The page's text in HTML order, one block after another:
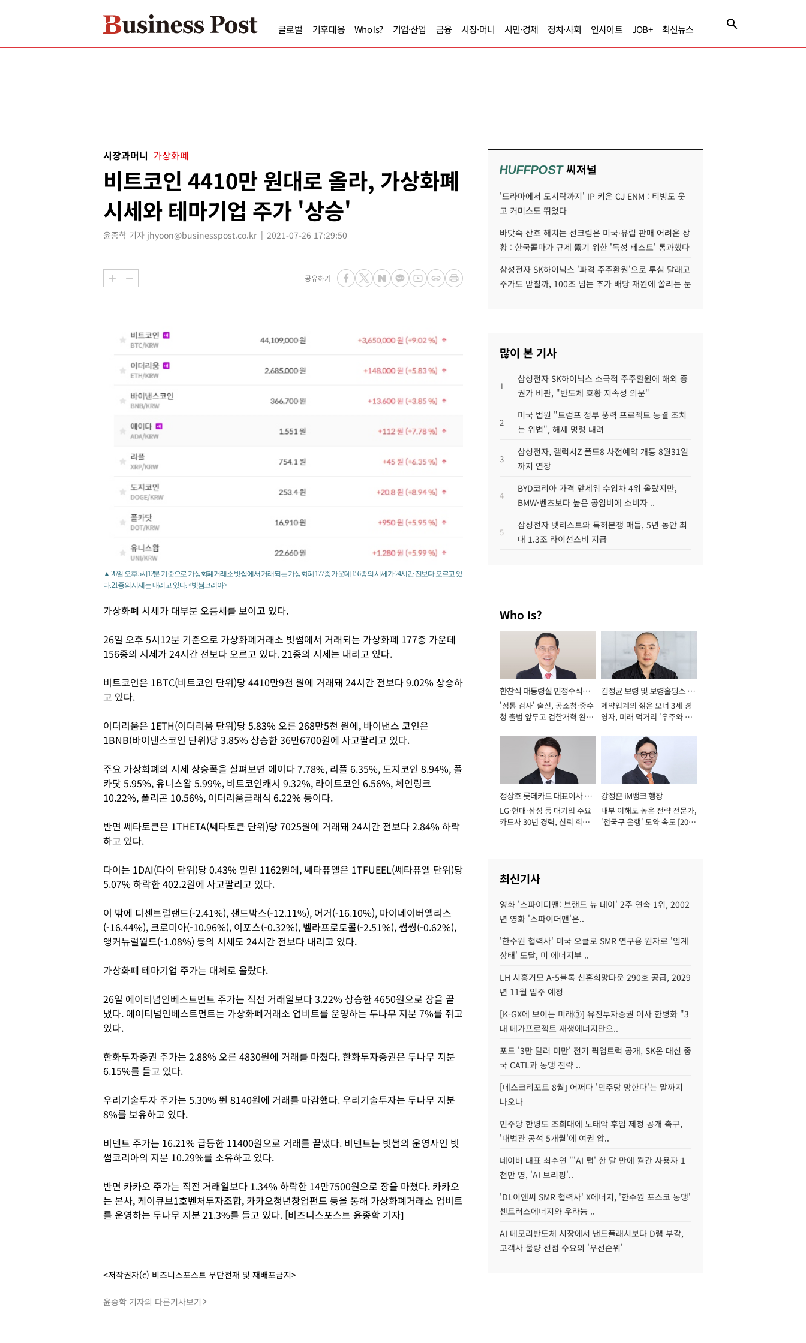
글로벌 기후대응 Who Is? 기업·산업 금융 시장·머니 시민·경제 정치·사회 인사이트 JOB+ 최신뉴스
시장과머니 가상화폐
비트코인 4410만 원대로 올라, 가상화폐
시세와 테마기업 주가 '상승'
윤종학 기자 jhyoon@businesspost.co.kr 2021-07-26 17:29:50
공유하기
▲ 26일 오후 5시12분 기준으로 가상화폐거래소 빗썸에서 거래되는 가상화폐 177종 가운데 156종의 시세가 24시간 전보다 오르고 있
다. 21종의 시세는 내리고 있다. <빗썸코리아>
가상화폐 시세가 대부분 오름세를 보이고 있다.
26일 오후 5시12분 기준으로 가상화폐거래소 빗썸에서 거래되는 가상화폐 177종 가운데
156종의 시세가 24시간 전보다 오르고 있다. 21종의 시세는 내리고 있다.
비트코인은 1BTC(비트코인 단위)당 4410만9천 원에 거래돼 24시간 전보다 9.02% 상승하
고 있다.
이더리움은 1ETH(이더리움 단위)당 5.83% 오른 268만5천 원에, 바이낸스 코인은
1BNB(바이낸스코인 단위)당 3.85% 상승한 36만6700원에 사고팔리고 있다.
주요 가상화폐의 시세 상승폭을 살펴보면 에이다 7.78%, 리플 6.35%, 도지코인 8.94%, 폴
카닷 5.95%, 유니스왑 5.99%, 비트코인캐시 9.32%, 라이트코인 6.56%, 체인링크
10.22%, 폴리곤 10.56%, 이더리움클래식 6.22% 등이다.
반면 쎄타토큰은 1THETA(쎄타토큰 단위)당 7025원에 거래돼 24시간 전보다 2.84% 하락
하고 있다.
다이는 1DAI(다이 단위)당 0.43% 밀린 1162원에, 쎄타퓨엘은 1TFUEEL(쎄타퓨엘 단위)당
5.07% 하락한 402.2원에 사고팔리고 있다.
이 밖에 디센트럴랜드(-2.41%), 샌드박스(-12.11%), 어거(-16.10%), 마이네이버앨리스
(-16.44%), 크로미아(-10.96%), 이포스(-0.32%), 벨라프로토콜(-2.51%), 썸씽(-0.62%),
앵커뉴럴월드(-1.08%) 등의 시세도 24시간 전보다 내리고 있다.
가상화폐 테마기업 주가는 대체로 올랐다.
26일 에이티넘인베스트먼트 주가는 직전 거래일보다 3.22% 상승한 4650원으로 장을 끝
냈다. 에이티넘인베스트먼트는 가상화폐거래소 업비트를 운영하는 두나무 지분 7%를 쥐고
있다.
한화투자증권 주가는 2.88% 오른 4830원에 거래를 마쳤다. 한화투자증권은 두나무 지분
6.15%를 들고 있다.
우리기술투자 주가는 5.30% 뛴 8140원에 거래를 마감했다. 우리기술투자는 두나무 지분
8%를 보유하고 있다.
비덴트 주가는 16.21% 급등한 11400원으로 거래를 끝냈다. 비덴트는 빗썸의 운영사인 빗
썸코리아의 지분 10.29%를 소유하고 있다.
반면 카카오 주가는 직전 거래일보다 1.34% 하락한 14만7500원으로 장을 마쳤다. 카카오
는 본사, 케이큐브1호벤처투자조합, 카카오청년창업펀드 등을 통해 가상화폐거래소 업비트
를 운영하는 두나무 지분 21.3%를 들고 있다. [비즈니스포스트 윤종학 기자]
<저작권자(c) 비즈니스포스트 무단전재 및 재배포금지>
윤종학 기자의 다른기사보기
HUFFPOST씨저널
'드라마에서 도시락까지' IP 키운 CJ ENM : 티빙도 웃
고 커머스도 뛰었다
바닷속 산호 해치는 선크림은 미국·유럽 판매 어려운 상
황 : 한국콜마가 규제 뚫기 위한 '독성 테스트' 통과했다
삼성전자 SK하이닉스 '파격 주주환원'으로 투심 달래고
주가도 받칠까, 100조 넘는 추가 배당 재원에 쏠리는 눈
많이 본 기사
1
삼성전자 SK하이닉스 소극적 주주환원에 해외 증
권가 비판, "반도체 호황 지속성 의문"
2
미국 법원 "트럼프 정부 풍력 프로젝트 동결 조치
는 위법", 해제 명령 내려
3
삼성전자, 갤럭시Z 폴드8 사전예약 개통 8월31일
까지 연장
4
BYD코리아 가격 앞세워 수입차 4위 올랐지만,
BMW·벤츠보다 높은 공임비에 소비자 ..
5
삼성전자 넷리스트와 특허분쟁 매듭, 5년 동안 최
대 1.3조 라이선스비 지급
Who Is?
한찬식 대통령실 민정수석비
서관
'정통 검사' 출신, 공소청·중수
청 출범 앞두고 검찰개혁 완수
김정균 보령 및 보령홀딩스 대
표이사 사장
제약업계의 젊은 오너 3세 경
영자, 미래 먹거리 '우주와 헬
정상호 롯데카드 대표이사 사
장
LG·현대·삼성 등 대기업 주요
카드사 30년 경력, 신뢰 회복
강정훈 iM뱅크 행장
내부 이해도 높은 전략 전문가,
'전국구 은행' 도약 속도 [2026
최신기사
영화 '스파이더맨: 브랜드 뉴 데이' 2주 연속 1위, 2002
년 영화 '스파이더맨'은..
'한수원 협력사' 미국 오클로 SMR 연구용 원자로 '임계
상태' 도달, 미 에너지부 ..
LH 시흥거모 A-5블록 신혼희망타운 290호 공급, 2029
년 11월 입주 예정
[K-GX에 보이는 미래③] 유진투자증권 이사 한병화 "3
대 메가프로젝트 재생에너지만으..
포드 '3만 달러 미만' 전기 픽업트럭 공개, SK온 대신 중
국 CATL과 동맹 전략 ..
[데스크리포트 8월] 어쩌다 '민주당 망한다'는 말까지
나오나
민주당 한병도 조희대에 노태악 후임 제청 공개 촉구,
'대법관 공석 5개월'에 여권 압..
네이버 대표 최수연 "'AI 탭' 한 달 만에 월간 사용자 1
천만 명, 'AI 브리핑'..
'DL이앤씨 SMR 협력사' X에너지, '한수원 포스코 동맹'
센트러스에너지와 우라늄 ..
AI 메모리반도체 시장에서 낸드플래시보다 D램 부각,
고객사 물량 선점 수요의 '우선순위'